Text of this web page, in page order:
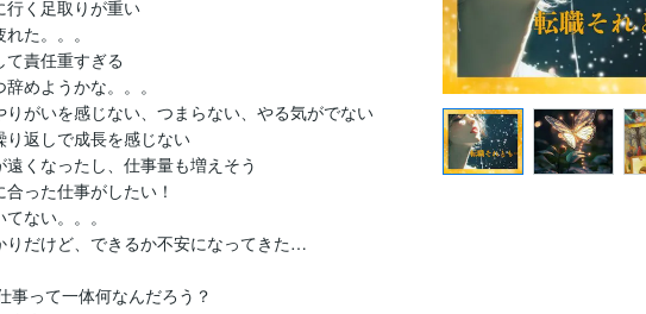
行く足取りが重い
た。。。
て責任重すぎる
めようかな。。。
りがいを感じない、つまらない、やる気がでない
り返しで成長を感じない
遠くなったし、仕事量も増えそう
合った仕事がしたい！
ない。。。
りだけど、できるか不安になってきた…
事って一体何なんだろう？